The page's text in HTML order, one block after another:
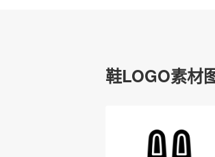
鞋LOGO素材